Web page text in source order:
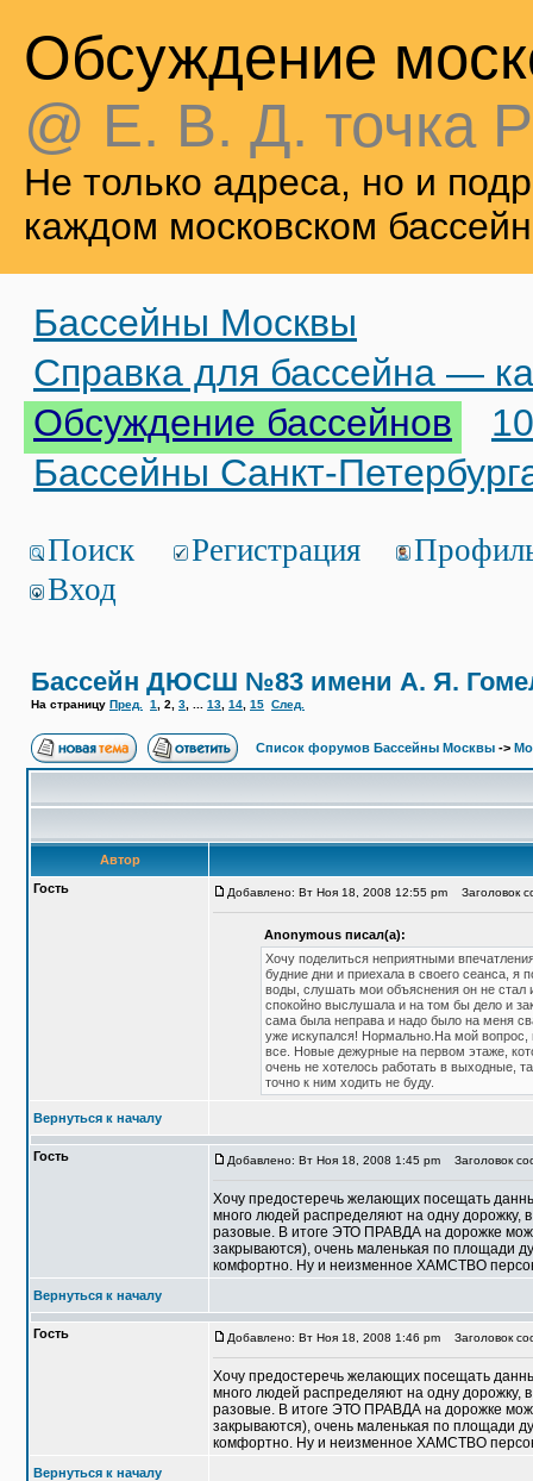
Обсуждение
@ Е. В. Д. точка
Не только адреса, но и
каждом московском
Бассейны Москвы
Справка для бассейна —
Обсуждение бассейнов
Бассейны Санкт-
Поиск Регистрация
Вход
Бассейн ДЮСШ №83 имени А. Я.
На страницу Пред. 1 2 3 13 14 15 След.
Список форумов Бассейны Москвы ->
Автор
Гость
Добавлено: Вт Ноя 18, 2008 12:55 pm Заголовок
Anonymous писал(а):
Хочу поделиться неприятными
будние дни и приехала в своего сеанса, я
воды, слушать мои объяснения он не стал
спокойно выслушала и на том бы дело и
сама была неправа и надо было на меня
уже искупался! Нормально.На мой вопрос,
все. Новые дежурные на первом этаже,
очень не хотелось работать в выходные,
точно к ним ходить не буду.
Вернуться к началу
Гость Добавлено: Вт Ноя 18, 2008 1:45 pm Заголовок
Хочу предостеречь желающих посещать
много людей распределяют на одну дорожку,
разовые. В итоге ЭТО ПРАВДА на дорожке
закрываются), очень маленькая по площади
комфортно. Ну и неизменное ХАМСТВО
Вернуться к началу
Гость Добавлено: Вт Ноя 18, 2008 1:46 pm Заголовок
Хочу предостеречь желающих посещать
много людей распределяют на одну дорожку,
разовые. В итоге ЭТО ПРАВДА на дорожке
закрываются), очень маленькая по площади
комфортно. Ну и неизменное ХАМСТВО
Вернуться к началу